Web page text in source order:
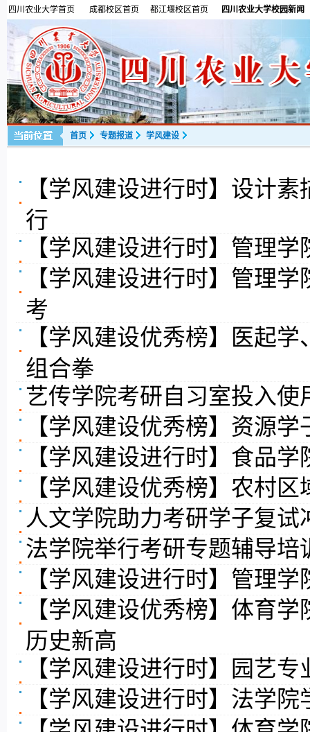
四川农业大学首页 成都校区首页 都江堰校区首页 四川农业大学校园新闻
首页 专题报道 学风建设
【学风建设进行时】设计
行
【学风建设进行时】管理
【学风建设进行时】管理
考
【学风建设优秀榜】医起
组合拳
艺传学院考研自习室投入使
【学风建设优秀榜】资源
【学风建设进行时】食品
【学风建设优秀榜】农村
人文学院助力考研学子复试
法学院举行考研专题辅导培
【学风建设进行时】管理
【学风建设优秀榜】体育
历史新高
【学风建设进行时】园艺
【学风建设进行时】法学